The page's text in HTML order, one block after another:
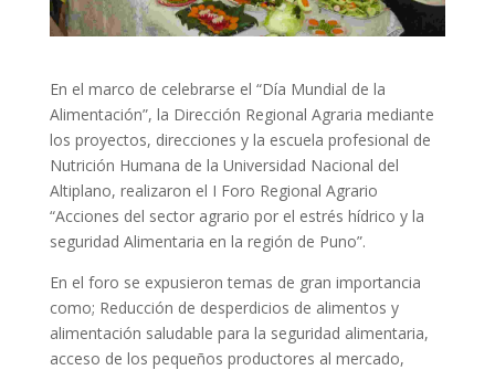
En el marco de celebrarse el “Día Mundial de la
Alimentación”, la Dirección Regional Agraria mediante
los proyectos, direcciones y la escuela profesional de
Nutrición Humana de la Universidad Nacional del
Altiplano, realizaron el I Foro Regional Agrario
“Acciones del sector agrario por el estrés hídrico y la
seguridad Alimentaria en la región de Puno”.
En el foro se expusieron temas de gran importancia
como; Reducción de desperdicios de alimentos y
alimentación saludable para la seguridad alimentaria,
acceso de los pequeños productores al mercado,